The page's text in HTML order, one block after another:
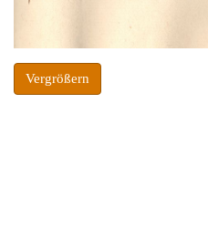
Vergrößern